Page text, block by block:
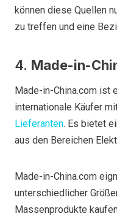
können diese Quellen
zu treffen und eine
4. Made-in-
Made-in-China.com ist
internationale Käufer
Lieferanten. Es bietet
aus den Bereichen
Made-in-China.com
unterschiedlicher
Massenprodukte